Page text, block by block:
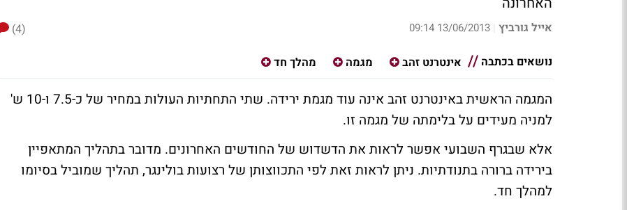
אייל גורביץ |
13/06/2013 09:14
(4)
נושאים בכתבה
אינטרנט זהב מגמה מהלך חד
המגמה הראשית באינטרנט זהב אינה עוד מגמת ירידה. שתי התחתיות העולות במחיר של כ-7.5 ו-10 ש'
למניה מעידים על בלימתה של מגמה זו.
אלא שבגרף השבועי אפשר לראות את הדשדוש של החודשים האחרונים. מדובר בתהליך המתאפיין
בירידה ברורה בתנודתיות. ניתן לראות זאת לפי התכווצותן של רצועות בולינגר, תהליך שמוביל בסיומו
למהלך חד.